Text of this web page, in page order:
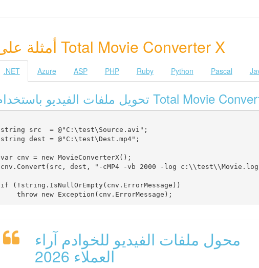
أمثلة على Total Movie Converter X
.NET Azure ASP PHP Ruby Python Pascal
string src  = @"C:\test\Source.avi";
string dest = @"C:\test\Dest.mp4";
var cnv = new MovieConverterX();
cnv.Convert(src, dest, "-cMP4 -vb 2000 -log
if (!string.IsNullOrEmpty(cnv.ErrorMessage))
محول ملفات الفيديو للخوادم آراء
العملاء 2026